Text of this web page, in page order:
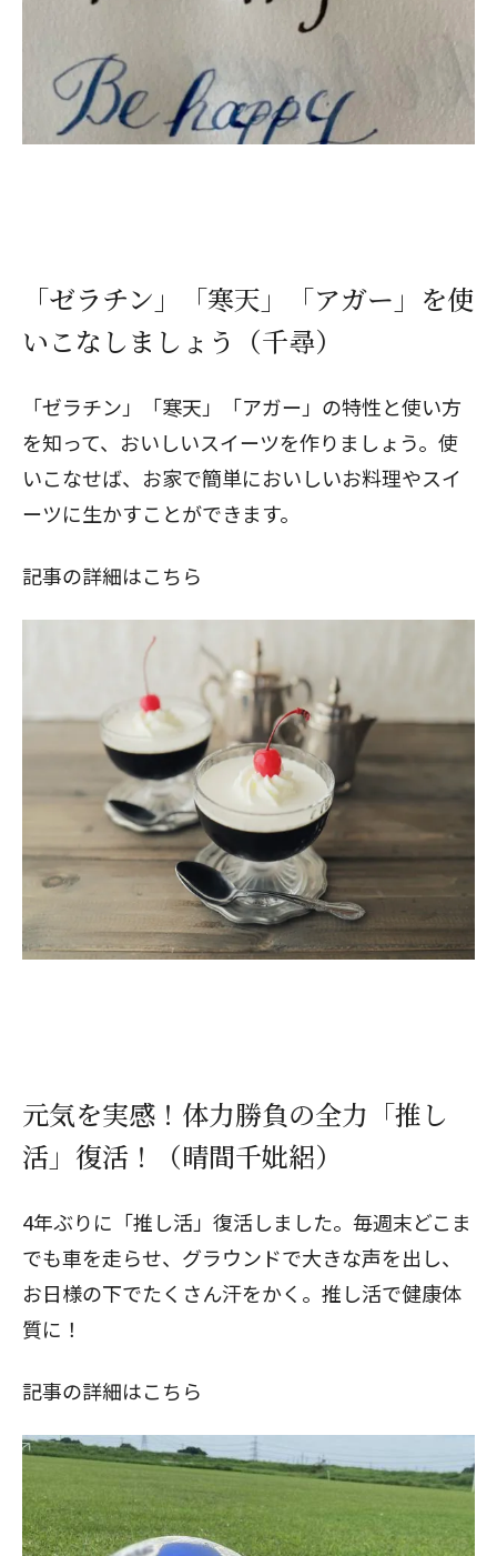
「ゼラチン」「寒天」「アガー」を使
いこなしましょう（千尋）
「ゼラチン」「寒天」「アガー」の特性と使い方
を知って、おいしいスイーツを作りましょう。使
いこなせば、お家で簡単においしいお料理やスイ
ーツに生かすことができます。
記事の詳細はこちら
元気を実感！体力勝負の全力「推し
活」復活！（晴間千妣絽）
4年ぶりに「推し活」復活しました。毎週末どこま
でも車を走らせ、グラウンドで大きな声を出し、
お日様の下でたくさん汗をかく。推し活で健康体
質に！
記事の詳細はこちら